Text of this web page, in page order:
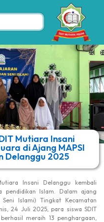
Mutiara Insani
di Ajang MAPSI
Delanggu 2025
Insani Delanggu kembali
pendidikan Islam. Dalam ajang
Islami) Tingkat Kecamatan
24 Juli 2025, para siswa SDIT
meraih 13 penghargaan,